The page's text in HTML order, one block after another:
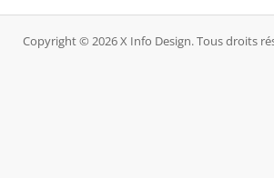
Copyright © 2026 X Info Design. Tous droits